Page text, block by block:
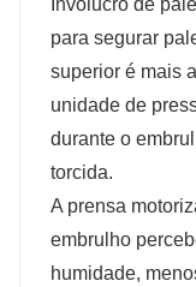
Invólucro de
para segurar
superior é mais
unidade de
durante o
torcida.
A prensa
embrulho
humidade,